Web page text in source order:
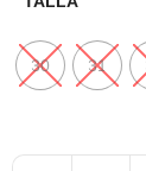
30 31